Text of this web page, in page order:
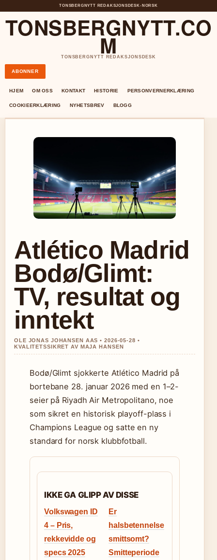
TONSBERGNYTT REDAKSJONSDESK• NORSK
TONSBERGNYTT.CO
M
TONSBERGNYTT REDAKSJONSDESK
ABONNER
HJEM OM OSS KONTAKT HISTORIE PERSONVERNERKLÆRING
COOKIEERKLÆRING NYHETSBREV BLOGG
Atlético Madrid
Bodø/Glimt:
TV, resultat og
inntekt
OLE JONAS JOHANSEN AAS • 2026-05-28 •
KVALITETSSIKRET AV MAJA HANSEN
Bodø/Glimt sjokkerte Atlético Madrid på
bortebane 28. januar 2026 med en 1–2-
seier på Riyadh Air Metropolitano, noe
som sikret en historisk playoff-plass i
Champions League og satte en ny
standard for norsk klubbfotball.
IKKE GA GLIPP AV DISSE
Volkswagen ID
4 – Pris,
rekkevidde og
specs 2025
Er
halsbetennelse
smittsomt?
Smitteperiode